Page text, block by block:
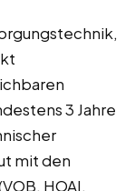
3 Jahre
mit den
HOAI,